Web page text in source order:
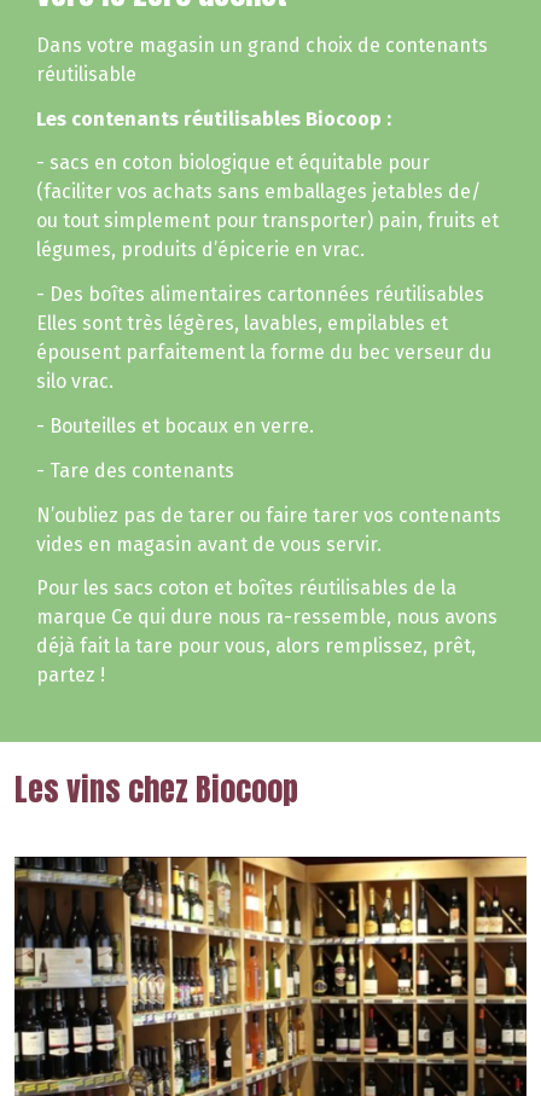
Dans votre magasin un grand choix de contenants
réutilisable
Les contenants réutilisables Biocoop :
- sacs en coton biologique et équitable pour
(faciliter vos achats sans emballages jetables de/
ou tout simplement pour transporter) pain, fruits et
légumes, produits d’épicerie en vrac.
- Des boîtes alimentaires cartonnées réutilisables
Elles sont très légères, lavables, empilables et
épousent parfaitement la forme du bec verseur du
silo vrac.
- Bouteilles et bocaux en verre.
- Tare des contenants
N’oubliez pas de tarer ou faire tarer vos contenants
vides en magasin avant de vous servir.
Pour les sacs coton et boîtes réutilisables de la
marque Ce qui dure nous ra-ressemble, nous avons
déjà fait la tare pour vous, alors remplissez, prêt,
partez !
Les vins chez Biocoop